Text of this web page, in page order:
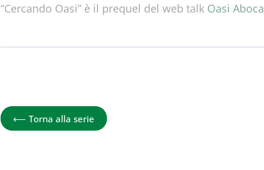
“Cercando Oasi” è il prequel del web talk Oasi Aboca
⟵ Torna alla serie Cercando Oasi